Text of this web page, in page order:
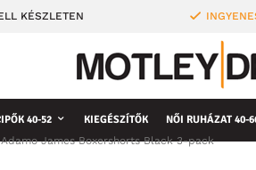
KÉSZLETEN
40-52 KIEGÉSZÍTŐK NŐI RUHÁZAT 40-
Adamo James Boxershorts Black 3-pack